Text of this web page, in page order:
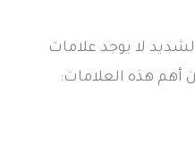
لا يوجد علامات